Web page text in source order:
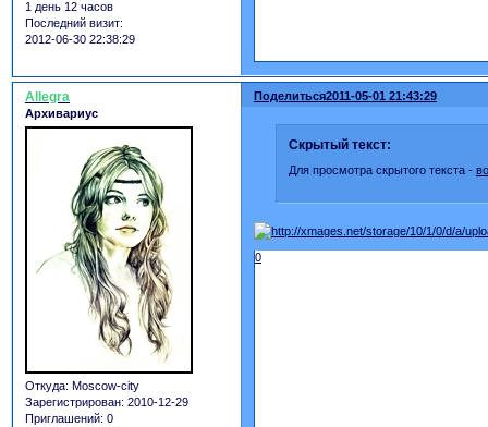
1 день 12 часов
Последний визит:
2012-06-30 22:38:29
Поделиться2011-05-01 21:43:29
Allegra
Архивариус
Откуда: Moscow-city
Зарегистрирован: 2010-12-29
Приглашений: 0
Скрытый текст:
Для просмотра скрытого текста -
0